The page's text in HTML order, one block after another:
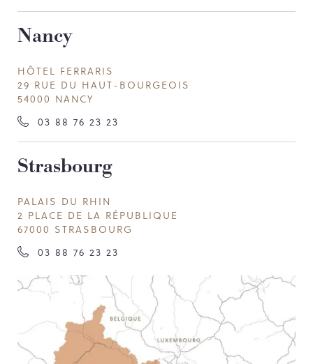
Nancy
HÔTEL FERRARIS
29 RUE DU HAUT-BOURGEOIS
54000 NANCY
03 88 76 23 23
Strasbourg
PALAIS DU RHIN
2 PLACE DE LA RÉPUBLIQUE
67000 STRASBOURG
03 88 76 23 23